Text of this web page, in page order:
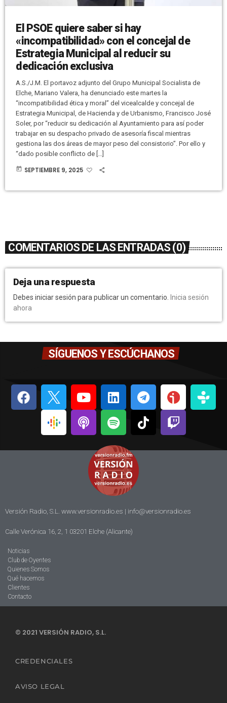
El PSOE quiere saber si hay
«incompatibilidad» con el concejal de
Estrategia Municipal al reducir su
dedicación exclusiva
A.S./J.M. El portavoz adjunto del Grupo Municipal Socialista de
Elche, Mariano Valera, ha denunciado este martes la
“incompatibilidad ética y moral” del vicealcalde y concejal de
Estrategia Municipal, de Hacienda y de Urbanismo, Francisco José
Soler, por “reducir su dedicación al Ayuntamiento para así poder
trabajar en su despacho privado de asesoría fiscal mientras
gestiona las dos áreas de mayor peso del consistorio”. Por ello y
“dado posible conflicto de […]
today SEPTIEMBRE 9, 2025
COMENTARIOS DE LAS ENTRADAS (0)
Deja una respuesta
Debes iniciar sesión para publicar un comentario. Inicia sesión
ahora
SÍGUENOS Y ESCÚCHANOS
Versión Radio, S.L. www.versionradio.es | info@versionradio.es
Calle Verónica 16, 2, 1 03201 Elche (Alicante)
Noticias
Club de Oyentes
Quienes Somos
Qué hacemos
Clientes
Contacto
© 2021 VERSIÓN RADIO, S.L.
CREDENCIALES
AVISO LEGAL